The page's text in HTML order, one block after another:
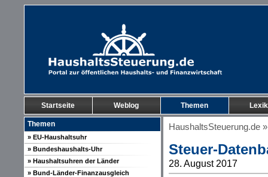
Startseite Weblog Themen
Themen
» EU-Haushaltsuhr
» Bundeshaushalts-Uhr
» Haushaltsuhren der Länder
» Bund-Länder-Finanzausgleich
HaushaltsSteuerung.de
Steuer-
28. August 2017